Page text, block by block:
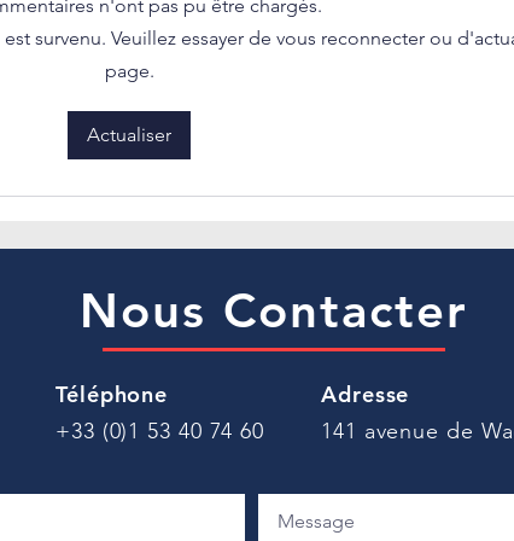
𝟐𝟎𝟐𝟔 : 𝐥𝐞𝐬 𝐦𝐞𝐬𝐮𝐫𝐞𝐬 𝐚̀ 𝐬𝐮𝐢𝐯𝐫𝐞 𝐝𝐞
𝐩𝐫𝐞̀𝐬
n'ont pas pu être chargés.
survenu. Veuillez essayer de vous reconnecter ou
page.
Actualiser
Nous Contacter
Téléphone
+33 (0)1 53 40 74 60
Adresse
141 avenue de